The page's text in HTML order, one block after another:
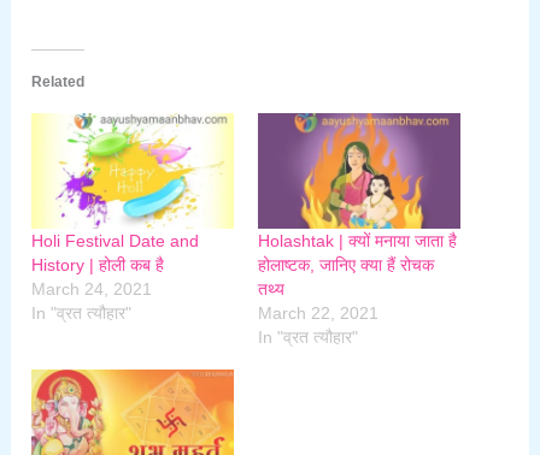
Related
Holi Festival Date and
History | होली कब है
March 24, 2021
In "व्रत त्यौहार"
Holashtak | क्यों मनाया जाता है
होलाष्टक, जानिए क्या हैं रोचक
तथ्य
March 22, 2021
In "व्रत त्यौहार"